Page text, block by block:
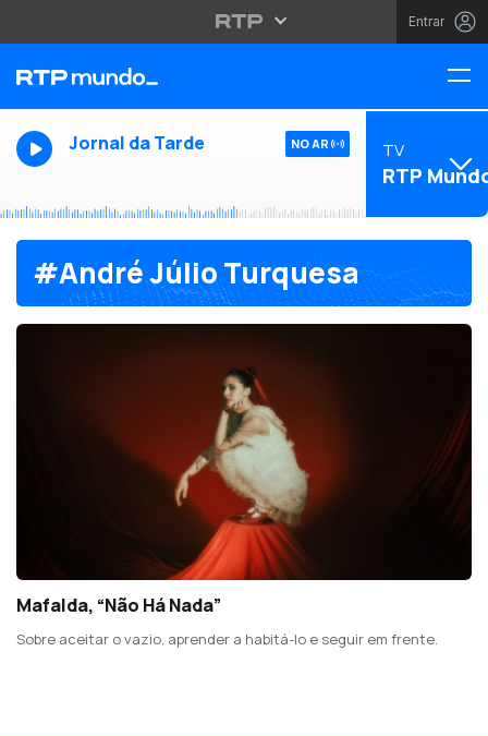
Entrar
Jornal da Tarde NO AR TV
RTP
#André Júlio Turquesa
Mafalda, “Não Há Nada”
Sobre aceitar o vazio, aprender a habitá-lo e seguir em frente.